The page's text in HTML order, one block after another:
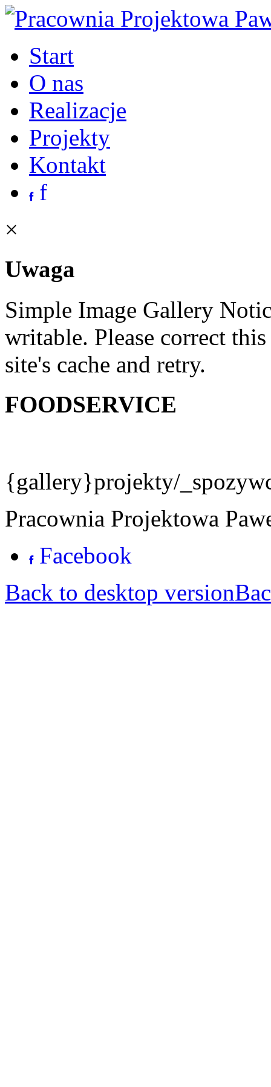
Start
O nas
Realizacje
Projekty
Kontakt
f
×
Uwaga
Simple Image Gallery
writable. Please correct
site's cache and retry.
FOODSERVICE
{gallery}projekty/
Pracownia Projektowa
Facebook
Back to desktop version